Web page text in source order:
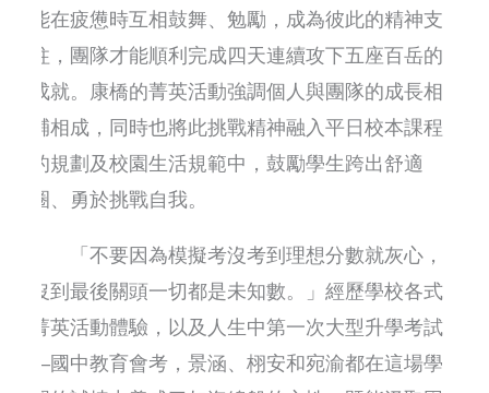
能在疲憊時互相鼓舞、勉勵，成為彼此的精神支
柱，團隊才能順利完成四天連續攻下五座百岳的
成就。康橋的菁英活動強調個人與團隊的成長相
輔相成，同時也將此挑戰精神融入平日校本課程
的規劃及校園生活規範中，鼓勵學生跨出舒適
圈、勇於挑戰自我。
「不要因為模擬考沒考到理想分數就灰心，
沒到最後關頭一切都是未知數。」經歷學校各式
菁英活動體驗，以及人生中第一次大型升學考試
—國中教育會考，景涵、栩安和宛渝都在這場學